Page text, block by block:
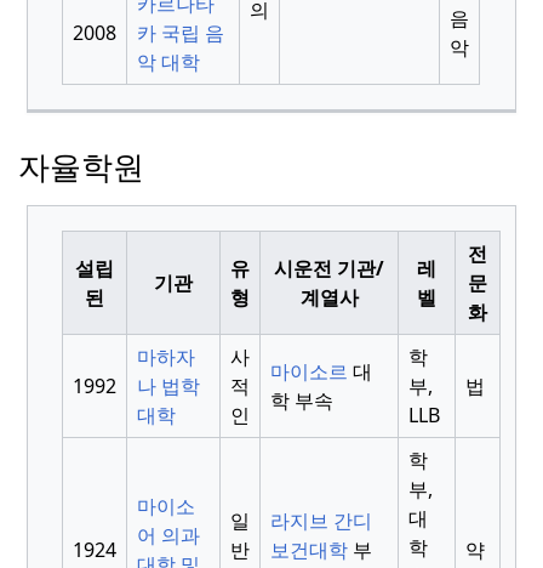
의
2008
카 국립 음
악 대학
음
악
자율학원
설립
된
기관
유
형
시운전 기관/
계열사
레
벨
전
문
화
1992
마하자
나 법학
대학
사
적
인
마이소르 대
학 부속
학
부,
LLB
법
1924
마이소
어 의과
일
반
라지브 간디
보건대학 부
학
부,
대
학
약